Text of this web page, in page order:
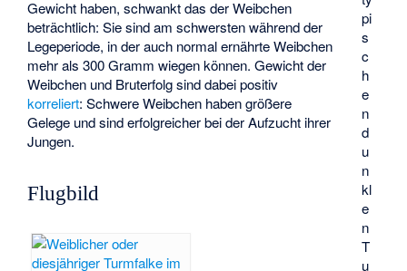
pi
s
c
h
e
n
d
u
n
kl
e
n
T
u
Gewicht haben, schwankt das der Weibchen
beträchtlich: Sie sind am schwersten während der
Legeperiode, in der auch normal ernährte Weibchen
mehr als 300 Gramm wiegen können. Gewicht der
Weibchen und Bruterfolg sind dabei positiv
korreliert: Schwere Weibchen haben größere
Gelege und sind erfolgreicher bei der Aufzucht ihrer
Jungen.
Flugbild